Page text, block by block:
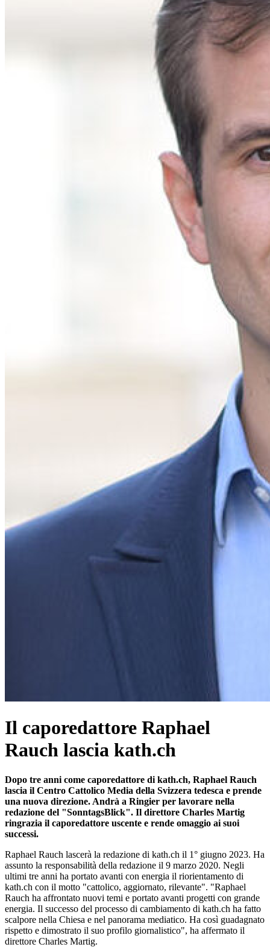
Il caporedattore Raphael
Rauch lascia kath.ch
Dopo tre anni come caporedattore di kath.ch, Raphael Rauch
lascia il Centro Cattolico Media della Svizzera tedesca e prende
una nuova direzione. Andrà a Ringier per lavorare nella
redazione del "SonntagsBlick". Il direttore Charles Martig
ringrazia il caporedattore uscente e rende omaggio ai suoi
successi.
Raphael Rauch lascerà la redazione di kath.ch il 1° giugno 2023. Ha
assunto la responsabilità della redazione il 9 marzo 2020. Negli
ultimi tre anni ha portato avanti con energia il riorientamento di
kath.ch con il motto "cattolico, aggiornato, rilevante". "Raphael
Rauch ha affrontato nuovi temi e portato avanti progetti con grande
energia. Il successo del processo di cambiamento di kath.ch ha fatto
scalpore nella Chiesa e nel panorama mediatico. Ha così guadagnato
rispetto e dimostrato il suo profilo giornalistico", ha affermato il
direttore Charles Martig.